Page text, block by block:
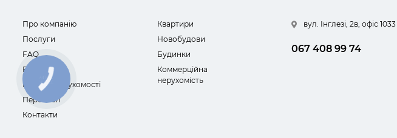
Про компанію
Послуги
FAQ
Відгуки
Новини нерухомості
Персонал
Контакти
Квартири
Новобудови
Будинки
Коммерційна
нерухомість
вул. Інглезі, 2в, офіс 1033
067 408 99 74